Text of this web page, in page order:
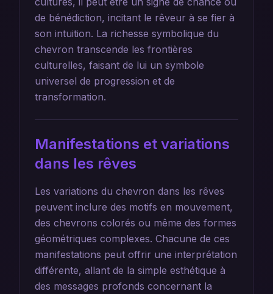
de bénédiction, incitant le rêveur à se fier à
son intuition. La richesse symbolique du
chevron transcende les frontières
culturelles, faisant de lui un symbole
universel de progression et de
transformation.
Manifestations et variations
dans les rêves
Les variations du chevron dans les rêves
peuvent inclure des motifs en mouvement,
des chevrons colorés ou même des formes
géométriques complexes. Chacune de ces
manifestations peut offrir une interprétation
différente, allant de la simple esthétique à
des messages profonds concernant la